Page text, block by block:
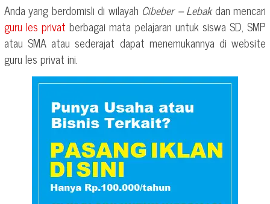
Anda yang berdomisli di wilayah Cibeber – Lebakdan mencari
guru les privat berbagai mata pelajaran untuk siswa SD, SMP
atau SMA atau sederajat dapat menemukannya di website
guru les privat ini.